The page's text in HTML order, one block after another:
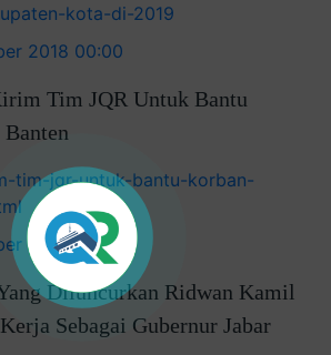
kota-di-2019
2018 00:00
Tim JQR Untuk Bantu
tim-jqr-untuk-bantu-korban-
2018 00:00
Diluncurkan Ridwan Kamil
Sebagai Gubernur Jabar